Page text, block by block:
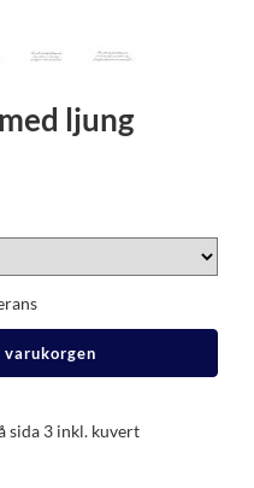
ljung
varukorgen
sida 3 inkl. kuvert